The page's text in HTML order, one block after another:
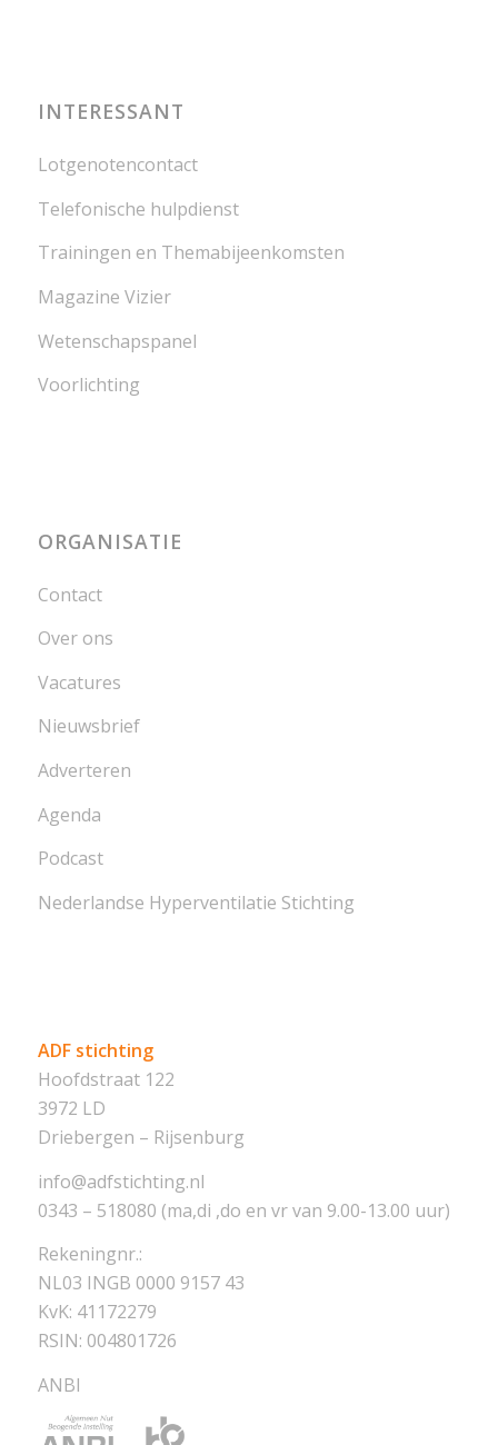
INTERESSANT
Lotgenotencontact
Telefonische hulpdienst
Trainingen en Themabijeenkomsten
Magazine Vizier
Wetenschapspanel
Voorlichting
ORGANISATIE
Contact
Over ons
Vacatures
Nieuwsbrief
Adverteren
Agenda
Podcast
Nederlandse Hyperventilatie Stichting
ADF stichting
Hoofdstraat 122
3972 LD
Driebergen – Rijsenburg
info@adfstichting.nl
0343 – 518080 (ma,di ,do en vr van 9.00-13.00 uur)
Rekeningnr.:
NL03 INGB 0000 9157 43
KvK: 41172279
RSIN: 004801726
ANBI